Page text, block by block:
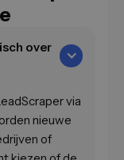
over
via
nieuwe
of